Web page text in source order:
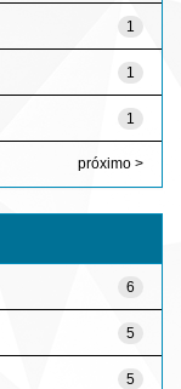
1
1
1
próximo >
6
5
5